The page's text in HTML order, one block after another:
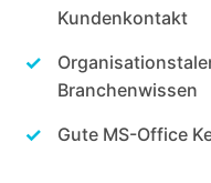
Kundenkontakt
Branchenwissen
Gute MS-Office